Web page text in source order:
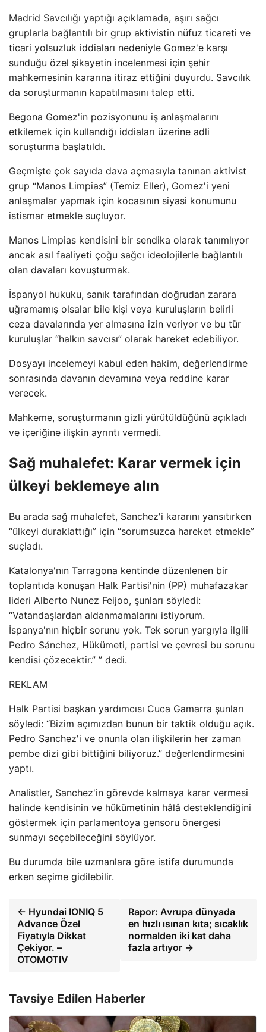
Madrid Savcılığı yaptığı açıklamada, aşırı sağcı
gruplarla bağlantılı bir grup aktivistin nüfuz ticareti ve
ticari yolsuzluk iddiaları nedeniyle Gomez'e karşı
sunduğu özel şikayetin incelenmesi için şehir
mahkemesinin kararına itiraz ettiğini duyurdu. Savcılık
da soruşturmanın kapatılmasını talep etti.
Begona Gomez'in pozisyonunu iş anlaşmalarını
etkilemek için kullandığı iddiaları üzerine adli
soruşturma başlatıldı.
Geçmişte çok sayıda dava açmasıyla tanınan aktivist
grup “Manos Limpias” (Temiz Eller), Gomez'i yeni
anlaşmalar yapmak için kocasının siyasi konumunu
istismar etmekle suçluyor.
Manos Limpias kendisini bir sendika olarak tanımlıyor
ancak asıl faaliyeti çoğu sağcı ideolojilerle bağlantılı
olan davaları kovuşturmak.
İspanyol hukuku, sanık tarafından doğrudan zarara
uğramamış olsalar bile kişi veya kuruluşların belirli
ceza davalarında yer almasına izin veriyor ve bu tür
kuruluşlar “halkın savcısı” olarak hareket edebiliyor.
Dosyayı incelemeyi kabul eden hakim, değerlendirme
sonrasında davanın devamına veya reddine karar
verecek.
Mahkeme, soruşturmanın gizli yürütüldüğünü açıkladı
ve içeriğine ilişkin ayrıntı vermedi.
Sağ muhalefet: Karar vermek için
ülkeyi beklemeye alın
Bu arada sağ muhalefet, Sanchez'i kararını yansıtırken
“ülkeyi duraklattığı” için “sorumsuzca hareket etmekle”
suçladı.
Katalonya'nın Tarragona kentinde düzenlenen bir
toplantıda konuşan Halk Partisi'nin (PP) muhafazakar
lideri Alberto Nunez Feijoo, şunları söyledi:
“Vatandaşlardan aldanmamalarını istiyorum.
İspanya'nın hiçbir sorunu yok. Tek sorun yargıyla ilgili
Pedro Sánchez, Hükümeti, partisi ve çevresi bu sorunu
kendisi çözecektir.” ” dedi.
REKLAM
Halk Partisi başkan yardımcısı Cuca Gamarra şunları
söyledi: “Bizim açımızdan bunun bir taktik olduğu açık.
Pedro Sanchez'i ve onunla olan ilişkilerin her zaman
pembe dizi gibi bittiğini biliyoruz.” değerlendirmesini
yaptı.
Analistler, Sanchez'in görevde kalmaya karar vermesi
halinde kendisinin ve hükümetinin hâlâ desteklendiğini
göstermek için parlamentoya gensoru önergesi
sunmayı seçebileceğini söylüyor.
Bu durumda bile uzmanlara göre istifa durumunda
erken seçime gidilebilir.
← Hyundai IONIQ 5
Advance Özel
Fiyatıyla Dikkat
Çekiyor. –
OTOMOTIV
Rapor: Avrupa dünyada
en hızlı ısınan kıta; sıcaklık
normalden iki kat daha
fazla artıyor →
Tavsiye Edilen Haberler